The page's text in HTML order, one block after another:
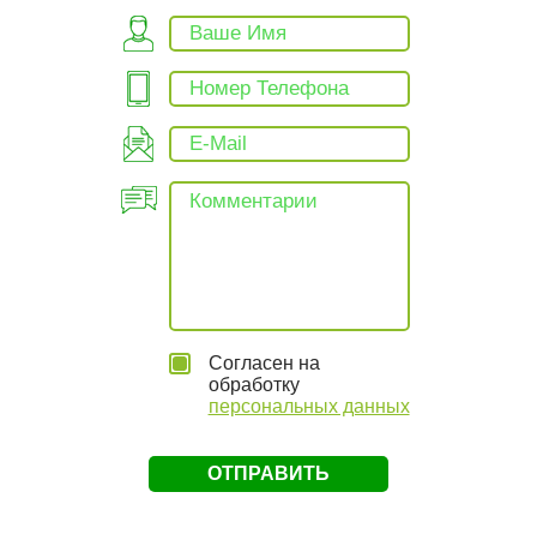
Согласен на
обработку
персональных данных